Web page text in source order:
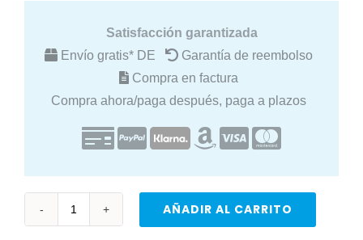
Satisfacción garantizada
Envío gratis* DE
Garantía de reembolso
Compra en factura
Compra ahora/paga después, paga a plazos
AÑADIR AL CARRITO